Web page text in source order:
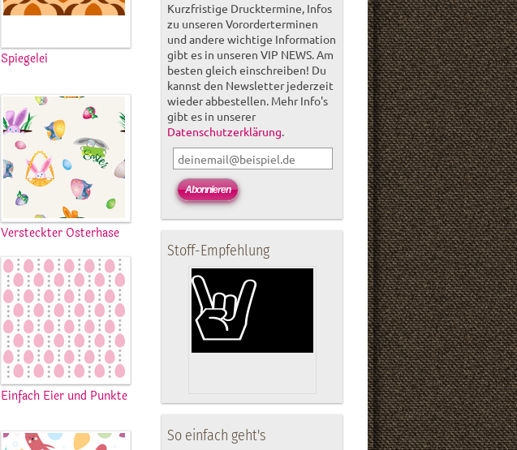
Spiegelei
Versteckter Osterhase
Einfach Eier und Punkte
Kurzfristige Drucktermine, Infos
zu unseren Vororderterminen
und andere wichtige Information
gibt es in unseren VIP NEWS. Am
besten gleich einschreiben! Du
kannst den Newsletter jederzeit
wieder abbestellen. Mehr Info's
gibt es in unserer
Datenschutzerklärung.
Stoff-Empfehlung
So einfach geht's